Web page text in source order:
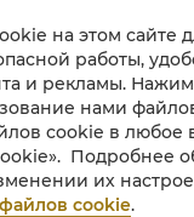
бренды
La
на этом сайте
работы,
и рекламы.
нами
cookie в любое
Подробнее
их
cookie.